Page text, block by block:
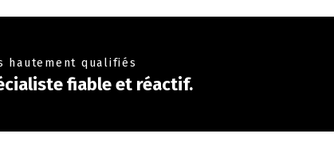
hautement qualifiés
fiable et réactif.